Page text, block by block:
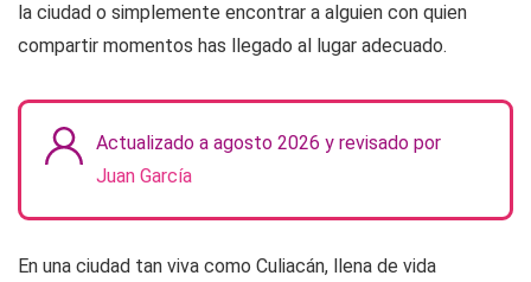
la ciudad o simplemente encontrar a alguien con quien
compartir momentos has llegado al lugar adecuado.
Actualizado a agosto 2026 y revisado por
Juan García
En una ciudad tan viva como Culiacán, llena de vida